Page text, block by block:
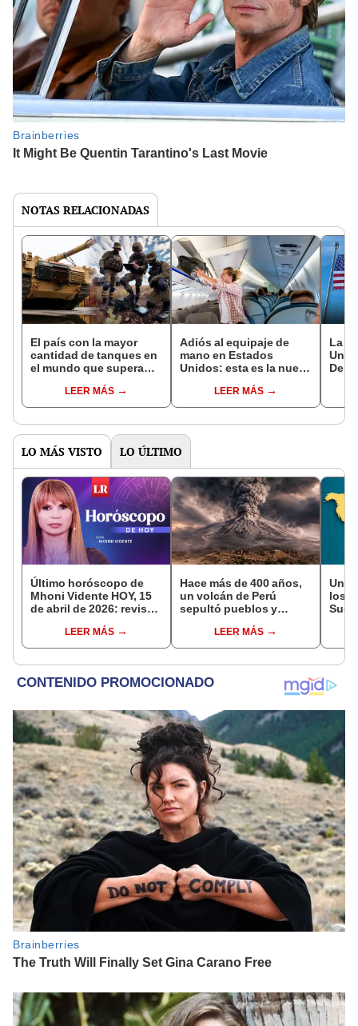
NOTAS RELACIONADAS
El país con la mayor
cantidad de tanques en
el mundo que supera
Unidos, según ranking
2024
LEER MÁS
Adiós al equipaje de
mano en Estados
Unidos: esta es la nueva
aviones a partir del 1 de
septiembre
LEER MÁS
La
LO MÁS VISTO LO ÚLTIMO
Último horóscopo de
Mhoni Vidente HOY, 15
de abril de 2026: revisa
signo y entérate si te
espera un día
LEER MÁS
Hace más de 400 años,
un volcán de Perú
sepultó pueblos y
veranos más fríos de la
historia: sigue bajo
LEER MÁS
Un
los 3